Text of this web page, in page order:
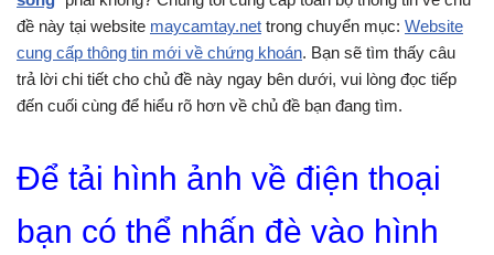
đề này tại website maycamtay.net trong chuyển mục: Website
cung cấp thông tin mới về chứng khoán. Bạn sẽ tìm thấy câu
trả lời chi tiết cho chủ đề này ngay bên dưới, vui lòng đọc tiếp
đến cuối cùng để hiểu rõ hơn về chủ đề bạn đang tìm.
Để tải hình ảnh về điện thoại
bạn có thể nhấn đè vào hình